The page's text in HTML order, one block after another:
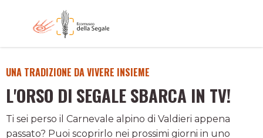
UNA TRADIZIONE DA VIVERE INSIEME
L'ORSO DI SEGALE SBARCA IN TV!
Ti sei perso il Carnevale alpino di Valdieri appena
passato? Puoi scoprirlo nei prossimi giorni in uno